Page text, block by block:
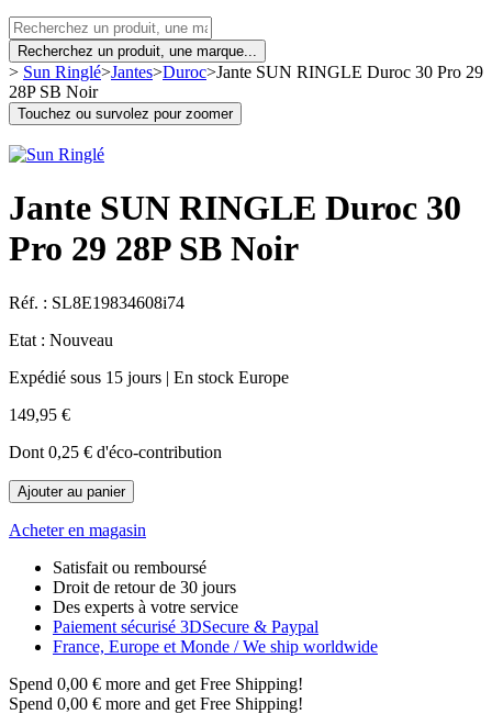
Recherchez un produit, une marque...
> Sun Ringlé>Jantes>Duroc>Jante SUN RINGLE Duroc 30 Pro 29
28P SB Noir
Touchez ou survolez pour zoomer
Jante SUN RINGLE Duroc 30
Pro 29 28P SB Noir
Réf. : SL8E19834608i74
Etat : Nouveau
Expédié sous 15 jours | En stock Europe
149,95 €
Dont 0,25 € d'éco-contribution
Ajouter au panier
Acheter en magasin
Satisfait ou remboursé
Droit de retour de 30 jours
Des experts à votre service
Paiement sécurisé 3DSecure & Paypal
France, Europe et Monde / We ship worldwide
Spend 0,00 € more and get Free Shipping!
Spend 0,00 € more and get Free Shipping!